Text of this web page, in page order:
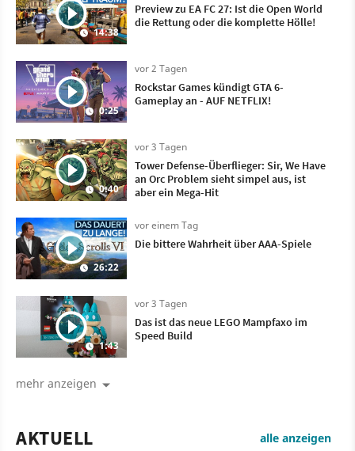
14:38
Preview zu EA FC 27: Ist die Open World
die Rettung oder die komplette Hölle!
0:25
vor 2 Tagen
Rockstar Games kündigt GTA 6-
Gameplay an - AUF NETFLIX!
0:40
vor 3 Tagen
Tower Defense-Überflieger: Sir, We Have
an Orc Problem sieht simpel aus, ist
aber ein Mega-Hit
26:22
vor einem Tag
Die bittere Wahrheit über AAA-Spiele
1:43
vor 3 Tagen
Das ist das neue LEGO Mampfaxo im
Speed Build
mehr anzeigen
AKTUELL alle anzeigen